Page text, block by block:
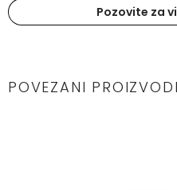
Pozovite za
POVEZANI PROIZVODI